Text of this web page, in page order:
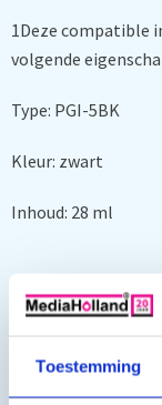
Toestemming
1Deze compatible
volgende
Type: PGI-5BK
Kleur: zwart
Inhoud: 28 ml
o.a. geschikt voor: